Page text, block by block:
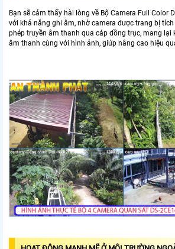
Bạn sẽ cảm thấy hài lòng về Bộ Camera Full Color
với khả năng ghi âm, nhờ camera được trang bị
phép truyền âm thanh qua cáp đồng trục, mang lại
âm thanh cùng với hình ảnh, giúp nâng cao hiệu